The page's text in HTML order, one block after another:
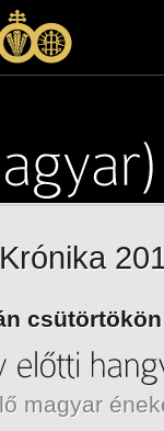
magyar